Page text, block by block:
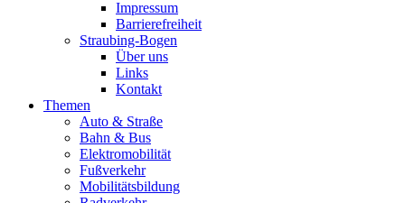
Impressum
Barrierefreiheit
Straubing-Bogen
Über uns
Links
Kontakt
Themen
Auto & Straße
Bahn & Bus
Elektromobilität
Fußverkehr
Mobilitätsbildung